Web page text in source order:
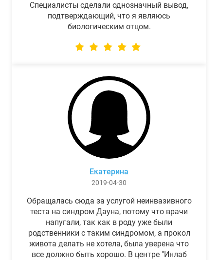
Специалисты сделали однозначный вывод,
подтверждающий, что я являюсь
биологическим отцом.
Екатерина
2019-04-30
Обращалась сюда за услугой неинвазивного
теста на синдром Дауна, потому что врачи
напугали, так как в роду уже были
родственники с таким синдромом, а прокол
живота делать не хотела, была уверена что
все должно быть хорошо. В центре "Инлаб